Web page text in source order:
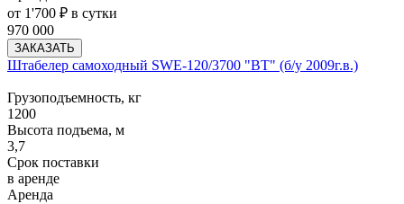
от 1'700 ₽ в сутки
970 000
ЗАКАЗАТЬ
Штабелер самоходный SWE-120/3700 "BT" (б/у 2009г.в.)
Грузоподъемность, кг
1200
Высота подъема, м
3,7
Срок поставки
в аренде
Аренда